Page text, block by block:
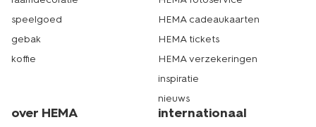
speelgoed
gebak
koffie
HEMA cadeaukaarten
HEMA tickets
HEMA verzekeringen
inspiratie
nieuws
over HEMA internationaal